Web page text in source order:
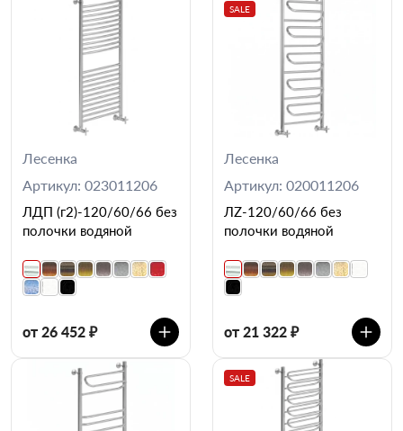
Лесенка
Артикул: 023011206
ЛДП (г2)-120/60/66 без
полочки водяной
от 26 452 ₽
SALE
Лесенка
Артикул: 020011206
ЛZ-120/60/66 без
полочки водяной
от 21 322 ₽
SALE